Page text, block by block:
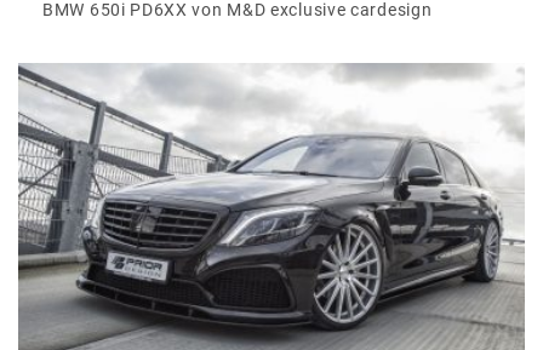
BMW 650i PD6XX von M&D exclusive cardesign